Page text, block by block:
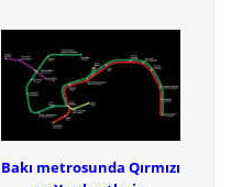
Bakı metrosunda Qırmızı